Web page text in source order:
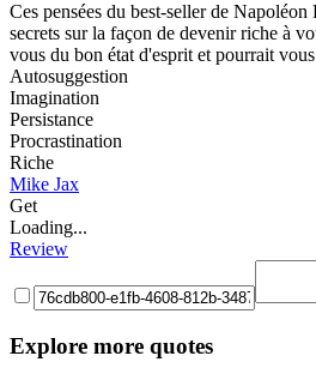
Ces pensées du best-seller de
secrets sur la façon de devenir riche à
vous du bon état d'esprit et pourrait
Autosuggestion
Imagination
Persistance
Procrastination
Riche
Mike Jax
Get
Loading...
Review
Explore more quotes